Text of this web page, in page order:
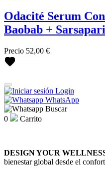
Odacité Serum
Baobab +
Precio 52,00 €
Login
WhatsApp
Buscar
0
Carrito
DESIGN YOUR
bienestar global desde el